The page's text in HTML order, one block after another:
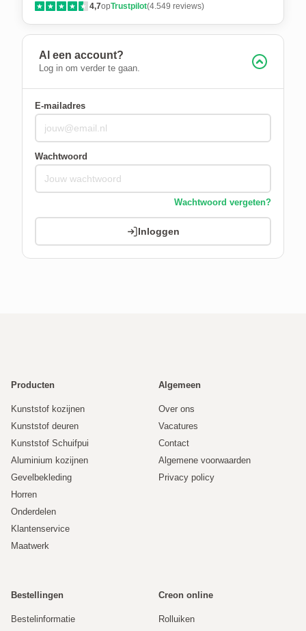
★ ★ ★ ★ ★ 4,7opTrustpilot(4.549 reviews)
Al een account?
Log in om verder te gaan.
E-mailadres
Wachtwoord
Wachtwoord vergeten?
Inloggen
Producten
Kunststof kozijnen
Kunststof deuren
Kunststof Schuifpui
Aluminium kozijnen
Gevelbekleding
Horren
Onderdelen
Klantenservice
Maatwerk
Algemeen
Over ons
Vacatures
Contact
Algemene voorwaarden
Privacy policy
Bestellingen
Bestelinformatie
Creon online
Rolluiken